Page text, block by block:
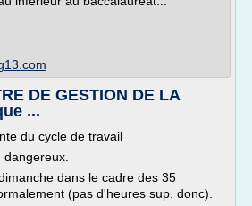
DE GESTION DE LA
...
du cycle de travail
dans le cadre des 35
(pas d'heures sup. donc).